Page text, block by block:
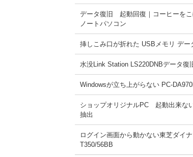
データ復旧 起動回復｜コーヒーをこ
ノートパソコン
挿しこみ口が折れた USBメモリ デー
水没Link Station LS220DNBデータ復
Windowsが立ち上がらない PC-
ショップオリジナルPC 起動出来な
抽出
ログイン画面から動かない東芝ダイ
T350/56BB